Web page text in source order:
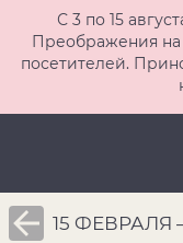
С 3 по 15
Преображения на
посетителей.
15